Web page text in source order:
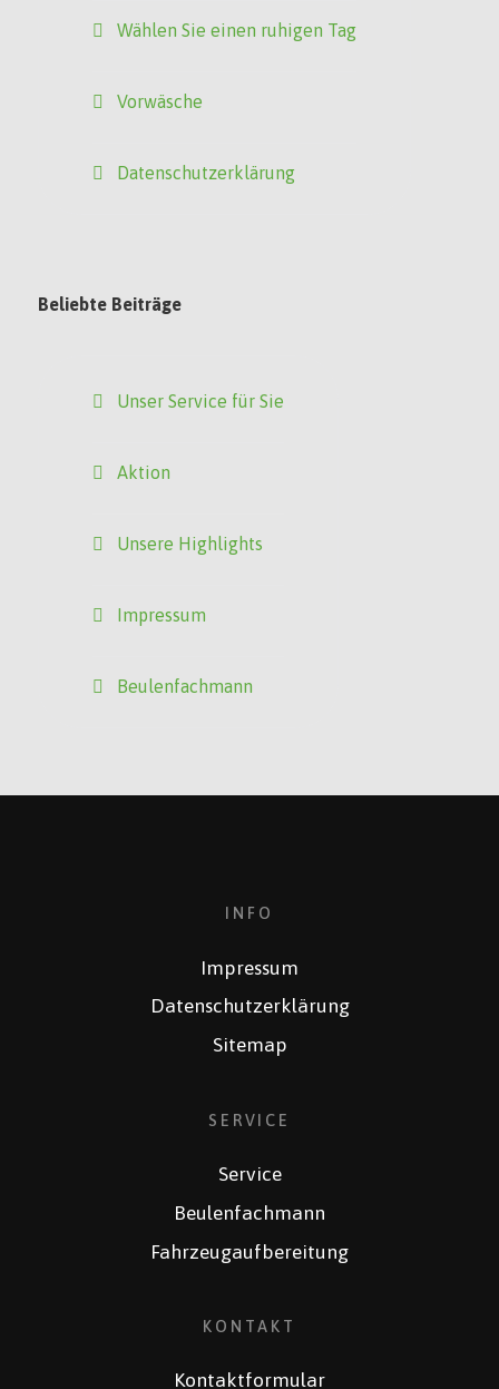
Wählen Sie einen ruhigen Tag
Vorwäsche
Datenschutzerklärung
Beliebte Beiträge
Unser Service für Sie
Aktion
Unsere Highlights
Impressum
Beulenfachmann
INFO
Impressum
Datenschutzerklärung
Sitemap
SERVICE
Service
Beulenfachmann
Fahrzeugaufbereitung
KONTAKT
Kontaktformular